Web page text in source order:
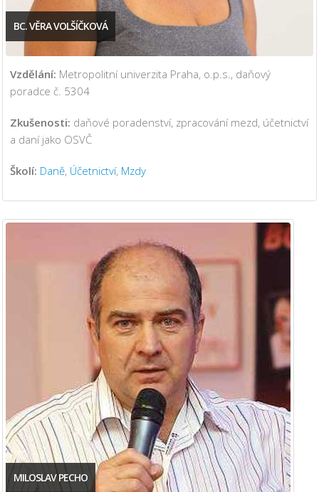
BC. VĚRA VOLŠÍČKOVÁ
Vzdělání: Metropolitní univerzita Praha, o.p.s., daňový
poradce č. 5304
Zkušenosti: daňové poradenství, zpracování mezd, účetnictví
a daní jako OSVČ
Školí: Daně, Účetnictví, Mzdy
MILOSLAV PECHO